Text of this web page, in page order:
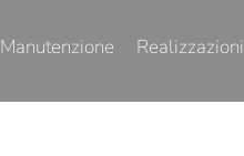
Manutenzione Realizzazioni